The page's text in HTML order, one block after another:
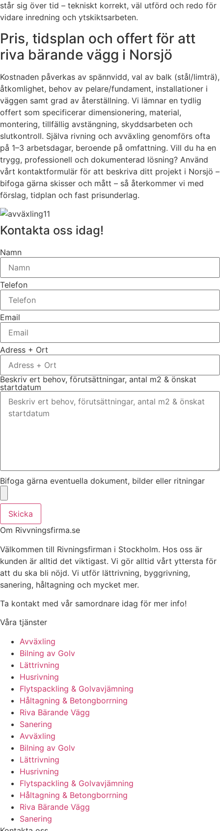
står sig över tid – tekniskt korrekt, väl utförd och redo för
vidare inredning och ytskiktsarbeten.
Pris, tidsplan och offert för att
riva bärande vägg i Norsjö
Kostnaden påverkas av spännvidd, val av balk (stål/limträ),
åtkomlighet, behov av pelare/fundament, installationer i
väggen samt grad av återställning. Vi lämnar en tydlig
offert som specificerar dimensionering, material,
montering, tillfällig avstängning, skyddsarbeten och
slutkontroll. Själva rivning och avväxling genomförs ofta
på 1–3 arbetsdagar, beroende på omfattning. Vill du ha en
trygg, professionell och dokumenterad lösning? Använd
vårt kontaktformulär för att beskriva ditt projekt i Norsjö –
bifoga gärna skisser och mått – så återkommer vi med
förslag, tidplan och fast prisunderlag.
Kontakta oss idag!
Namn
Telefon
Email
Adress + Ort
Beskriv ert behov, förutsättningar, antal m2 & önskat
startdatum
Bifoga gärna eventuella dokument, bilder eller ritningar
Skicka
Om Rivvningsfirma.se
Välkommen till Rivningsfirman i Stockholm. Hos oss är
kunden är alltid det viktigast. Vi gör alltid vårt yttersta för
att du ska bli nöjd. Vi utför lättrivning, byggrivning,
sanering, håltagning och mycket mer.
Ta kontakt med vår samordnare idag för mer info!
Våra tjänster
Avväxling
Bilning av Golv
Lättrivning
Husrivning
Flytspackling & Golvavjämning
Håltagning & Betongborrning
Riva Bärande Vägg
Sanering
Avväxling
Bilning av Golv
Lättrivning
Husrivning
Flytspackling & Golvavjämning
Håltagning & Betongborrning
Riva Bärande Vägg
Sanering